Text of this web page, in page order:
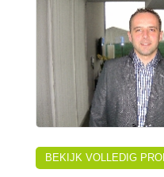
BEKIJK VOLLEDIG